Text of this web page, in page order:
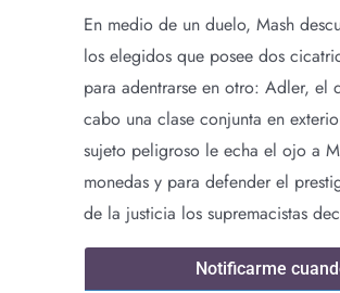
En medio de un duelo, Mash
los elegidos que posee dos
para adentrarse en otro: Adler, el
cabo una clase conjunta en
sujeto peligroso le echa el ojo a
monedas y para defender el
de la justicia los supremacistas
Notificarme